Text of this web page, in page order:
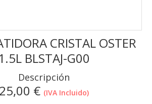
CRISTAL OSTER
BLSTAJ-G00
Descripción
25,00 € (IVA Incluido)